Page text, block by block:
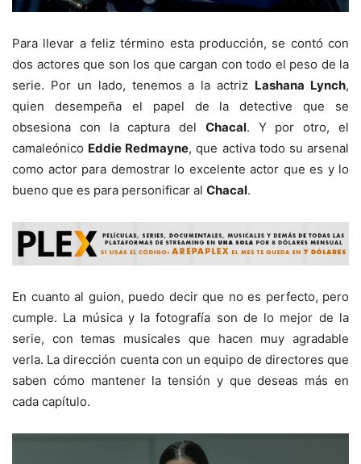
Para llevar a feliz término esta producción, se contó con
dos actores que son los que cargan con todo el peso de la
serie. Por un lado, tenemos a la actriz Lashana Lynch,
quien desempeña el papel de la detective que se
obsesiona con la captura del Chacal. Y por otro, el
camaleónico Eddie Redmayne, que activa todo su arsenal
como actor para demostrar lo excelente actor que es y lo
bueno que es para personificar al Chacal.
En cuanto al guion, puedo decir que no es perfecto, pero
cumple. La música y la fotografía son de lo mejor de la
serie, con temas musicales que hacen muy agradable
verla. La dirección cuenta con un equipo de directores que
saben cómo mantener la tensión y que deseas más en
cada capítulo.